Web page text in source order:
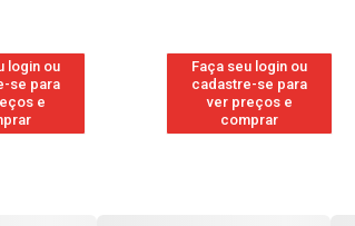
login ou
se para
e
Faça seu login ou
cadastre-se para
ver preços e
comprar